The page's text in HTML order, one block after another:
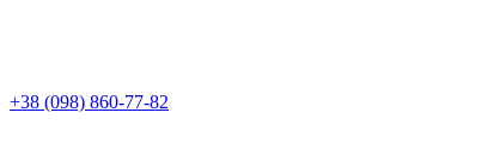
+38 (098) 860-77-82